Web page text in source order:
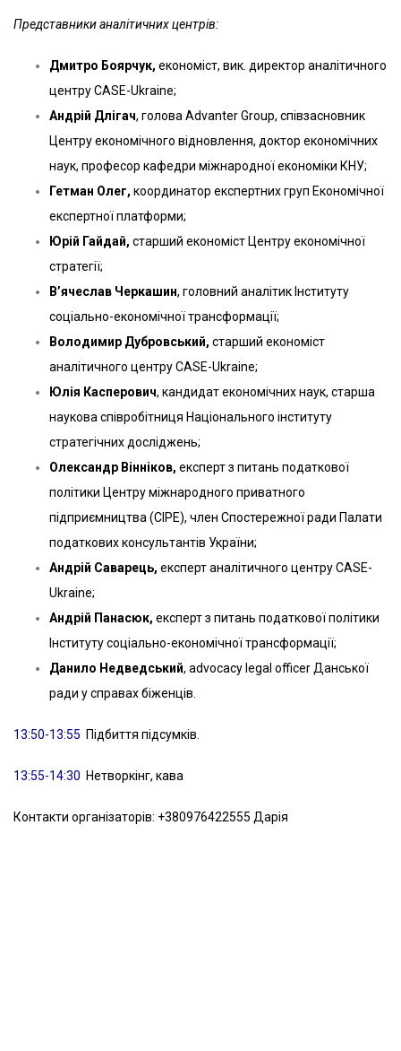
Представники аналітичних центрів:
Дмитро Боярчук, економіст, вик. директор аналітичного
центру CASE-Ukraine;
Андрій Длігач, голова Advanter Group, співзасновник
Центру економічного відновлення, доктор економічних
наук, професор кафедри міжнародної економіки КНУ;
Гетман Олег, координатор експертних груп Економічної
експертної платформи;
Юрій Гайдай, старший економіст Центру економічної
стратегії;
В’ячеслав Черкашин, головний аналітик Інституту
соціально-економічної трансформації;
Володимир Дубровський, старший економіст
аналітичного центру CASE-Ukraine;
Юлія Касперович, кандидат економічних наук, старша
наукова співробітниця Національного інституту
стратегічних досліджень;
Олександр Вінніков, експерт з питань податкової
політики Центру міжнародного приватного
підприємництва (СІРЕ), член Спостережної ради Палати
податкових консультантів України;
Андрій Саварець, експерт аналітичного центру CASE-
Ukraine;
Андрій Панасюк, експерт з питань податкової політики
Інституту соціально-економічної трансформації;
Данило Недведський, advocacy legal officer Данської
ради у справах біженців.
13:50-13:55 Підбиття підсумків.
13:55-14:30 Нетворкінг, кава
Контакти організаторів: +380976422555 Дарія